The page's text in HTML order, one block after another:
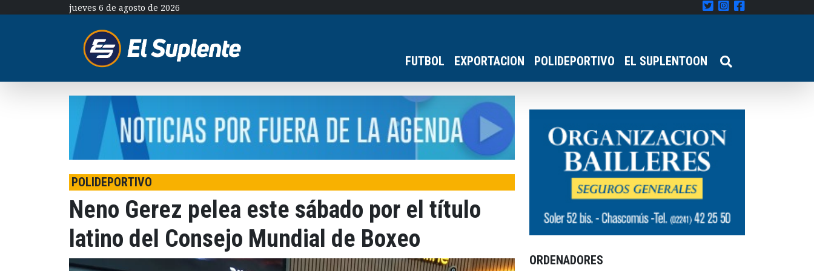
jueves 6 de agosto de 2026
FUTBOL EXPORTACION POLIDEPORTIVO EL SUPLENTOON
POLIDEPORTIVO
Neno Gerez pelea este sábado por el título
latino del Consejo Mundial de Boxeo
ORDENADORES